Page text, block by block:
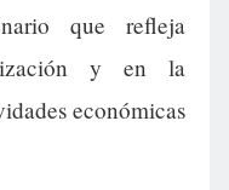
que refleja
y en la
económicas